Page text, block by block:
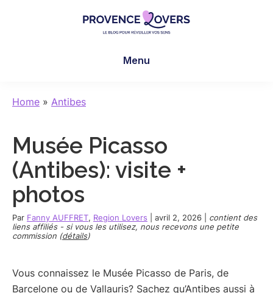
sens
-
blog
de
et
Manu
Menu
Home » Antibes
Musée Picasso
(Antibes): visite +
photos
Par Fanny AUFFRET, Region Lovers avril 2, 2026
contient des
liens affiliés - si vous les utilisez, nous recevons une petite
commission (détails)
Vous connaissez le Musée Picasso de Paris, de
Barcelone ou de Vallauris? Sachez qu’Antibes aussi à